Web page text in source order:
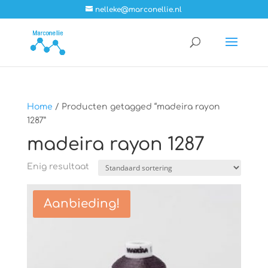
nelleke@marconellie.nl
Home / Producten getagged “madeira rayon
1287”
madeira rayon 1287
Enig resultaat
Aanbieding!